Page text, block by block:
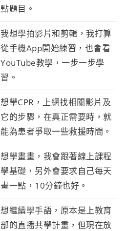
點題目。
我想學拍影片和剪輯，我打算
從手機App開始練習，也會看
YouTube教學，一步一步學
習。
想學CPR，上網找相關影片及
它的步驟，在真正需要時，就
能為患者爭取一些救援時間。
想學畫畫，我會跟著線上課程
學基礎，另外會要求自己每天
畫一點，10分鐘也好。
想繼續學手語，原本是上教育
部的直播共學計畫，但現在放